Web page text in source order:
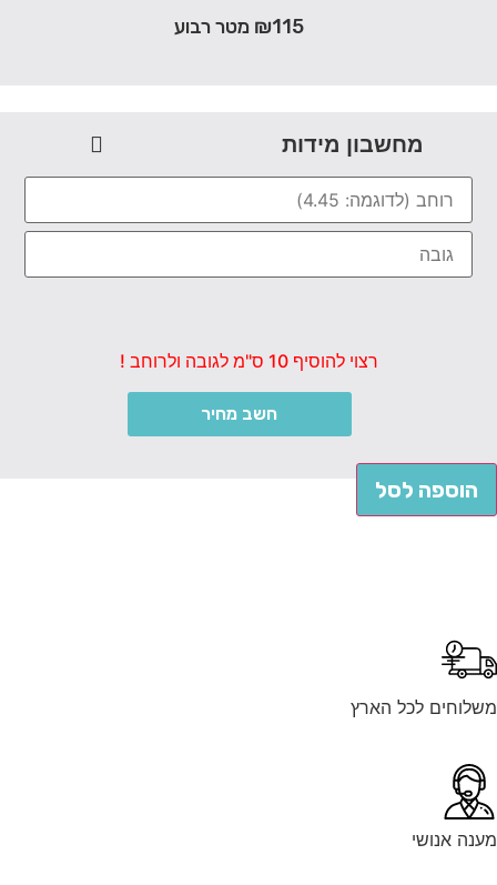
₪115 מטר רבוע
מחשבון מידות
רצוי להוסיף 10 ס"מ לגובה ולרוחב !
חשב מחיר
הוספה לסל
לכל הארץ
אנושי